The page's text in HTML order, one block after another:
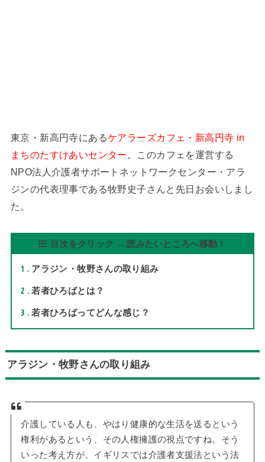
東京・新高円寺にあるケアラーズカフェ・新高円寺 in
まちのたすけあいセンター 。このカフェを運営する
NPO法人介護者サポートネットワークセンター・アラ
ジンの代表理事である牧野史子さんと先日お会いしまし
た。
目次をクリック → 読みたいところへ移動！
1 アラジン・牧野さんの取り組み
2 若者ひろばとは？
3 若者ひろばってどんな感じ？
アラジン・牧野さんの取り組み
介護している人も、やはり健康的な生活を送るという
権利があるという、その人権擁護の視点ですね。そう
いった考え方が、イギリスでは介護者支援法という法